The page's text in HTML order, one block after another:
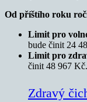
Od příštího roku
Limit pro
bude činit 24
Limit pro
činit 48 967 Kč.
Zdravý